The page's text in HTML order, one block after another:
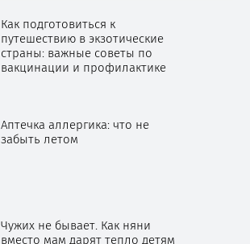
Как подготовиться к
путешествию в экзотические
страны: важные советы по
вакцинации и профилактике
Аптечка аллергика: что не
забыть летом
Чужих не бывает. Как няни
вместо мам дарят тепло детям